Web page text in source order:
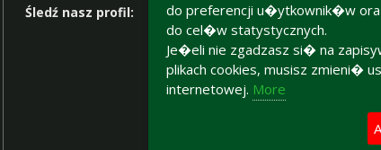
Śledź nasz profil:
Certyfikat FSC
do preferencji u�ytkownik�w
do cel�w statystycznych.
Je�eli nie zgadzasz si� na
plikach cookies, musisz zmieni�
internetowej. More